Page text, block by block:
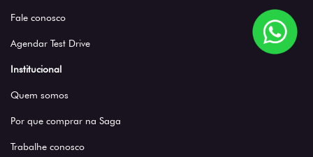
Fale conosco
Agendar Test Drive
Institucional
Quem somos
Por que comprar na Saga
Trabalhe conosco